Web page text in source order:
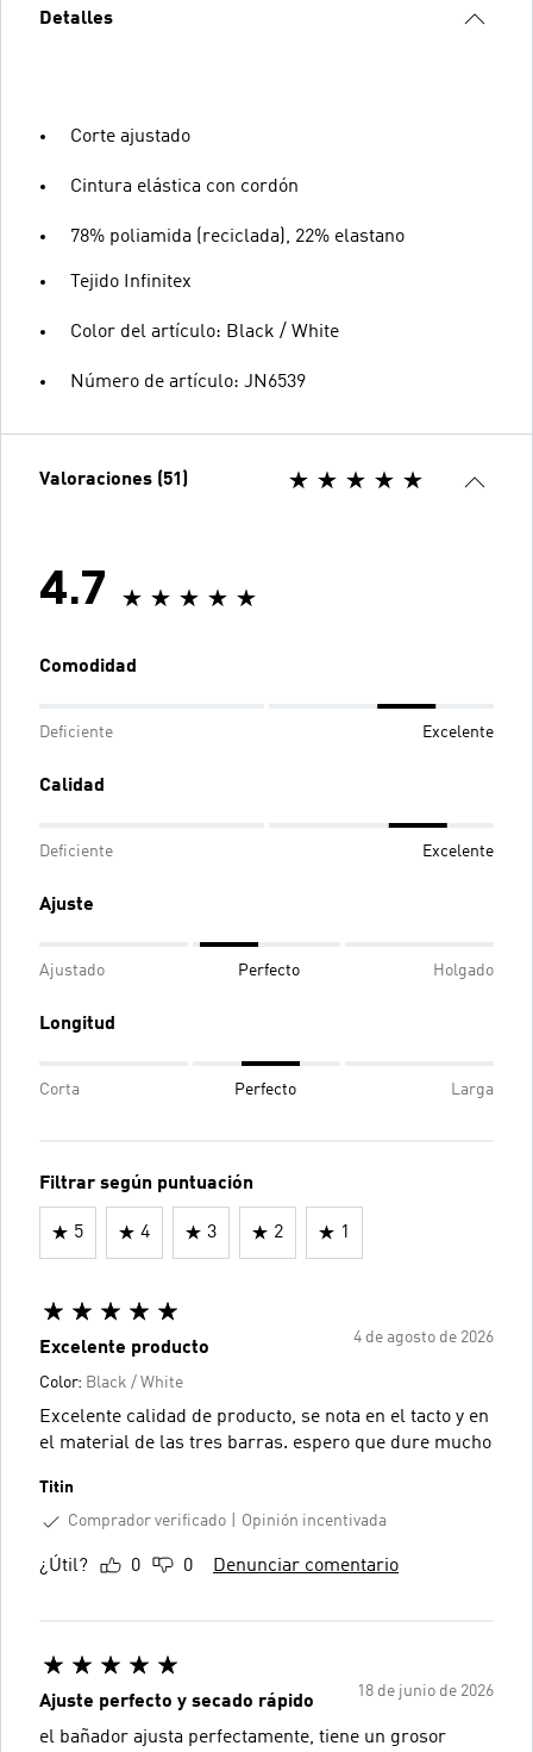
Detalles
Corte ajustado
Cintura elástica con cordón
78% poliamida (reciclada), 22% elastano
Tejido Infinitex
Color del artículo: Black / White
Número de artículo: JN6539
Valoraciones (51)
4.7
Comodidad
Deficiente Excelente
Calidad
Deficiente Excelente
Ajuste
Ajustado Perfecto Holgado
Longitud
Corta Perfecto Larga
Filtrar según puntuación
5 4 3 2 1
4 de agosto de 2026
Excelente producto
Color: Black / White
Excelente calidad de producto, se nota en el tacto y en
el material de las tres barras. espero que dure mucho
Titin
Comprador verificado
Opinión incentivada
¿Útil? 0 0 Denunciar comentario
18 de junio de 2026
Ajuste perfecto y secado rápido
el bañador ajusta perfectamente, tiene un grosor